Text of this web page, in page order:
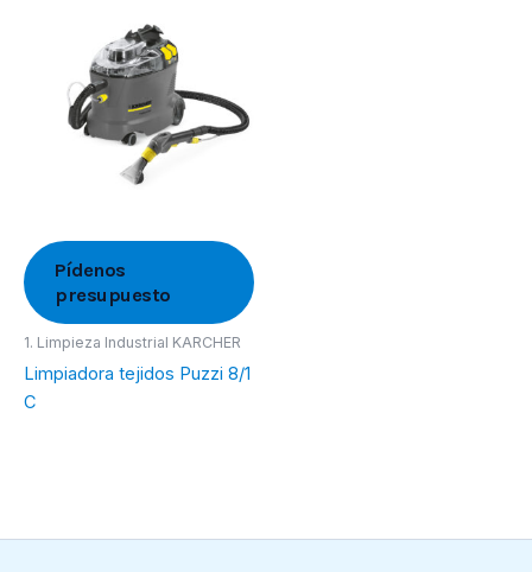
Pídenos
presupuesto
1. Limpieza Industrial KARCHER
Limpiadora tejidos Puzzi 8/1
C